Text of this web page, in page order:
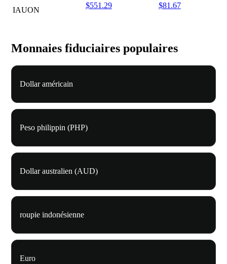
IAUON
$551.29 $81.67
Monnaies fiduciaires populaires
Dollar américain
Peso philippin (PHP)
Dollar australien (AUD)
roupie indonésienne
Euro